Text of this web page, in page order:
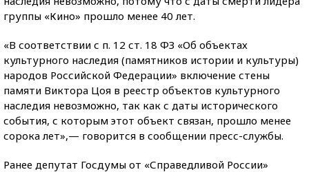
группы «Кино» прошло менее 40 лет.
«В соответствии с п. 12 ст. 18 ФЗ «Об объектах
культурного наследия (памятников истории и культуры)
народов Российской Федерации» включение стены
памяти Виктора Цоя в реестр объектов культурного
наследия невозможно, так как с даты исторического
события, с которым этот объект связан, прошло менее
сорока лет»,— говорится в сообщении пресс-службы.
Ранее депутат Госдумы от «Справедливой России»